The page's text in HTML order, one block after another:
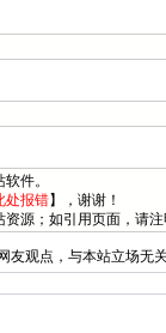
件。
处报错】，谢谢！
源；如引用页面，请
友观点，与本站立场无